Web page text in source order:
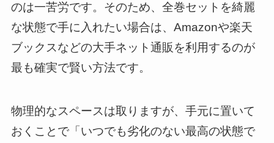
のは一苦労です。そのため、全巻セットを綺麗
な状態で手に入れたい場合は、Amazonや楽天
ブックスなどの大手ネット通販を利用するのが
最も確実で賢い方法です。
物理的なスペースは取りますが、手元に置いて
おくことで「いつでも劣化のない最高の状態で